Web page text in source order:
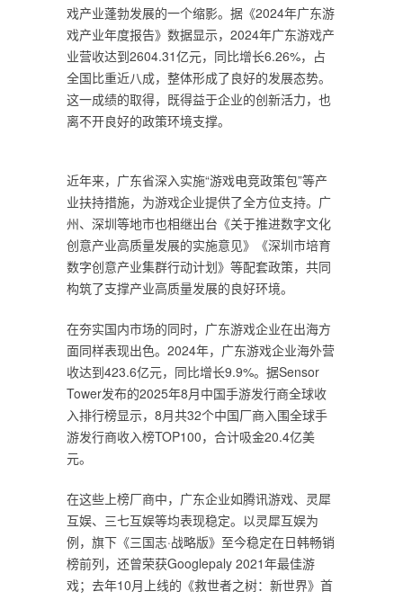
戏产业蓬勃发展的一个缩影。据《2024年广东游
戏产业年度报告》数据显示，2024年广东游戏产
业营收达到2604.31亿元，同比增长6.26%，占
全国比重近八成，整体形成了良好的发展态势。
这一成绩的取得，既得益于企业的创新活力，也
离不开良好的政策环境支撑。
近年来，广东省深入实施“游戏电竞政策包”等产
业扶持措施，为游戏企业提供了全方位支持。广
州、深圳等地市也相继出台《关于推进数字文化
创意产业高质量发展的实施意见》《深圳市培育
数字创意产业集群行动计划》等配套政策，共同
构筑了支撑产业高质量发展的良好环境。
在夯实国内市场的同时，广东游戏企业在出海方
面同样表现出色。2024年，广东游戏企业海外营
收达到423.6亿元，同比增长9.9%。据Sensor
Tower发布的2025年8月中国手游发行商全球收
入排行榜显示，8月共32个中国厂商入围全球手
游发行商收入榜TOP100，合计吸金20.4亿美
元。
在这些上榜厂商中，广东企业如腾讯游戏、灵犀
互娱、三七互娱等均表现稳定。以灵犀互娱为
例，旗下《三国志·战略版》至今稳定在日韩畅销
榜前列，还曾荣获Googlepaly 2021年最佳游
戏；去年10月上线的《救世者之树：新世界》首